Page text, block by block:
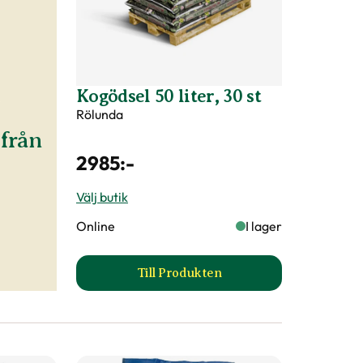
Kogödsel 50 liter, 30 st
Rölunda
2985:-
Välj butik
Online
I lager
Till Produkten
till Kogödsel 50 liter, 30 st